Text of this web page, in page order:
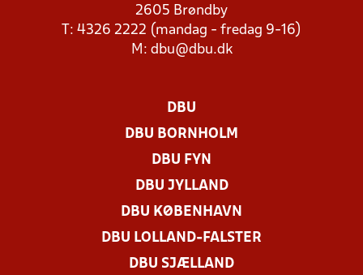
2605 Brøndby
T: 4326 2222 (mandag - fredag 9-16)
M: dbu@dbu.dk
DBU
DBU BORNHOLM
DBU FYN
DBU JYLLAND
DBU KØBENHAVN
DBU LOLLAND-FALSTER
DBU SJÆLLAND